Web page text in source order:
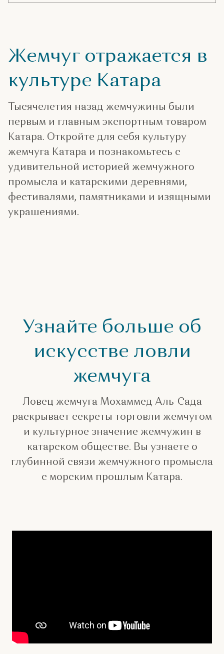
Жемчуг отражается в
культуре Катара
Тысячелетия назад жемчужины были
первым и главным экспортным товаром
Катара. Откройте для себя культуру
жемчуга Катара и познакомьтесь с
удивительной историей жемчужного
промысла и катарскими деревнями,
фестивалями, памятниками и изящными
украшениями.
Узнайте больше об
искусстве ловли
жемчуга
Ловец жемчуга Мохаммед Аль-Сада
раскрывает секреты торговли жемчугом
и культурное значение жемчужин в
катарском обществе. Вы узнаете о
глубинной связи жемчужного промысла
с морским прошлым Катара.